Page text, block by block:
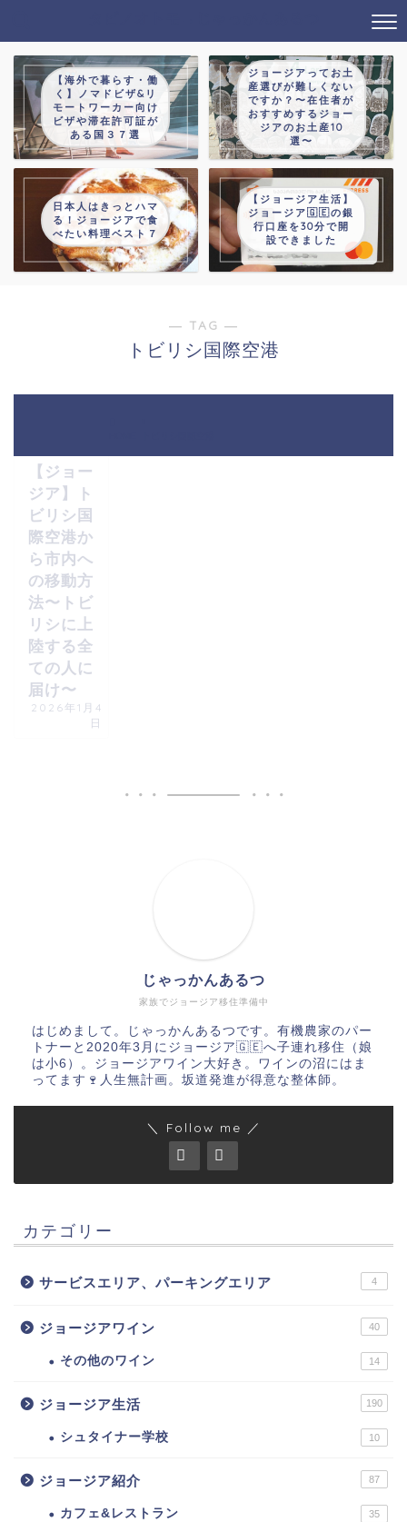
【海外で暮らす・働
く】ノマドビザ&リ
モートワーカー向け
ビザや滞在許可証が
ある国３７選
ジョージアってお土
産選びが難しくない
ですか？〜在住者が
おすすめするジョー
ジアのお土産10
選〜
日本人はきっとハマ
る！ジョージアで食
べたい料理ベスト７
【ジョージア生活】
ジョージア🇬🇪の銀
行口座を30分で開
設できました
― TAG ―
トビリシ国際空港
【ジョー
ジア】ト
ビリシ国
際空港か
ら市内へ
の移動方
法〜トビ
リシに上
陸する全
ての人に
届け〜
2026年1月4
日
家族でジョージア移住準備中
じゃっかんあるつ
はじめまして。じゃっかんあるつです。有機農家のパー
トナーと2020年3月にジョージア🇬🇪へ子連れ移住（娘
は小6）。ジョージアワイン大好き。ワインの沼にはま
ってます🍷人生無計画。坂道発進が得意な整体師。
＼ Follow me ／
カテゴリー
サービスエリア、パーキングエリア 4
ジョージアワイン 40
その他のワイン 14
ジョージア生活 190
シュタイナー学校 10
ジョージア紹介 87
カフェ&レストラン 35